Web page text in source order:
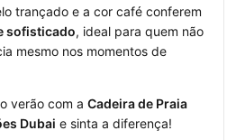
trançado e a cor café conferem
sofisticado, ideal para quem não
mesmo nos momentos de
verão com a Cadeira de Praia
Dubai e sinta a diferença!